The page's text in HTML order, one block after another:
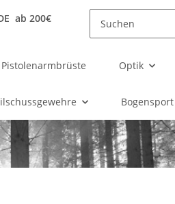
ab 200€
Pistolenarmbrüste Optik
Bogensport